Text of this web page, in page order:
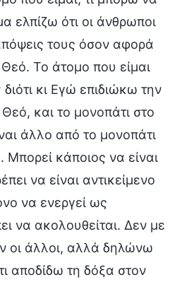
ελπίζω ότι οι άνθρωποι
τους όσον αφορά
Το άτομο που είμαι
διότι κι Εγώ επιδιώκω την
και το μονοπάτι στο
άλλο από το μονοπάτι
Μπορεί κάποιος να είναι
να είναι αντικείμενο
να ενεργεί ως
να ακολουθείται. Δεν με
οι άλλοι, αλλά δηλώνω
αποδίδω τη δόξα στον